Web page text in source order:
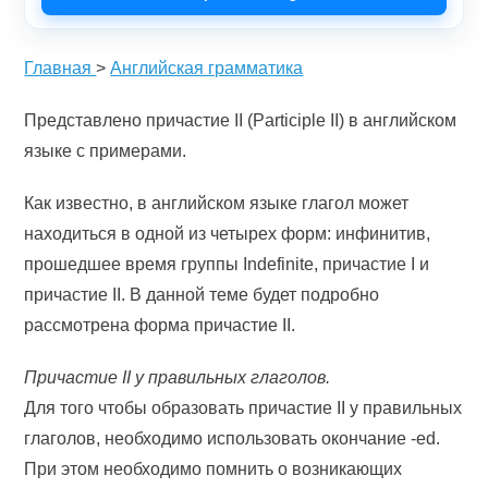
Главная>Английская грамматика
Представлено причастие II (Participle II) в английском
языке с примерами.
Как известно, в английском языке глагол может
находиться в одной из четырех форм: инфинитив,
прошедшее время группы Indefinite, причастие I и
причастие II. В данной теме будет подробно
рассмотрена форма причастие II.
Причастие II у правильных глаголов.
Для того чтобы образовать причастие II у правильных
глаголов, необходимо использовать окончание -ed.
При этом необходимо помнить о возникающих